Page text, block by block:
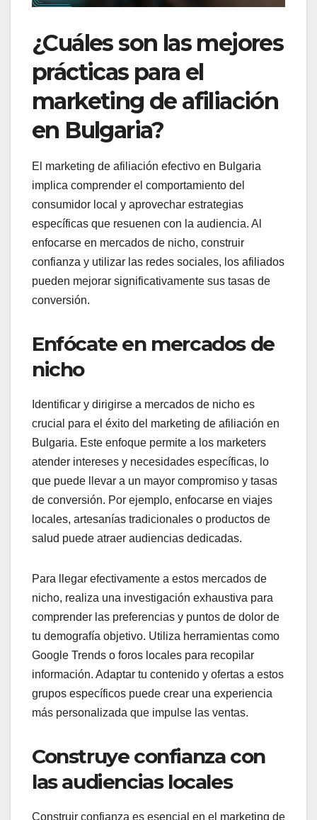
¿Cuáles son las mejores
prácticas para el
marketing de afiliación
en Bulgaria?
El marketing de afiliación efectivo en Bulgaria
implica comprender el comportamiento del
consumidor local y aprovechar estrategias
específicas que resuenen con la audiencia. Al
enfocarse en mercados de nicho, construir
confianza y utilizar las redes sociales, los afiliados
pueden mejorar significativamente sus tasas de
conversión.
Enfócate en mercados de
nicho
Identificar y dirigirse a mercados de nicho es
crucial para el éxito del marketing de afiliación en
Bulgaria. Este enfoque permite a los marketers
atender intereses y necesidades específicas, lo
que puede llevar a un mayor compromiso y tasas
de conversión. Por ejemplo, enfocarse en viajes
locales, artesanías tradicionales o productos de
salud puede atraer audiencias dedicadas.
Para llegar efectivamente a estos mercados de
nicho, realiza una investigación exhaustiva para
comprender las preferencias y puntos de dolor de
tu demografía objetivo. Utiliza herramientas como
Google Trends o foros locales para recopilar
información. Adaptar tu contenido y ofertas a estos
grupos específicos puede crear una experiencia
más personalizada que impulse las ventas.
Construye confianza con
las audiencias locales
Construir confianza es esencial en el marketing de